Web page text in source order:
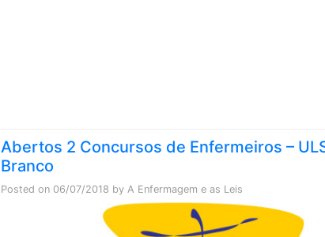
Abertos 2 Concursos de Enfermeiros –
Branco
Posted on 06/07/2018 by A Enfermagem e as Leis